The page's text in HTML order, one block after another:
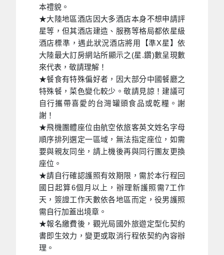
本禮貌。
★大陸地區酒店因大多酒店本身不想申請評
星等，但其酒店建造、服務等格局都依星級
酒店標準，遇此狀況酒店將用【準X星】依
大陸最大訂房網站所顯示之(星.鑽)數呈現數
來代表，敬請理解！
★餐食有特殊偏好者，因大部分中國餐廳之
特殊餐，菜色變化較少。敬請見諒！建議可
自行攜帶喜愛的台灣罐頭食品或乾糧。謝
謝！
★飛機團體座位由航空依旅客英文姓名字母
順序排列選定一區域，無法指定座位，如需
要與親友同坐，請上機後再與同行團友更換
座位。
★請自行確認護照有效期限，需於本行程回
國日起算6個月以上，辦理新護照需7工作
天，簽證工作天數依各地區而定，役男護照
需自行加蓋出境章。
★報名繳費後，觀光局國外旅遊定型化契約
書即生效力，變更或取消行程依契約內容辦
理。